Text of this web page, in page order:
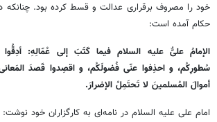
خود را مصروف برقراری عدالت و قسط کرده بود. چنانکه
حکام آمده است:
الإمامُ علیٌّ علیه السلام فیما کَتَبَ إلی عُمّالِهِ: أدِقُّوا
سُطورِکُم، و احذِفوا عنّی فُضولَکُم، و اقصِدوا قَصدَ المَعانی،
أموالَ المُسلمینَ لا تَحتَمِلُ الإضرارَ.‌
امام علی علیه السلام در نامه‌ای به کارگزاران خود